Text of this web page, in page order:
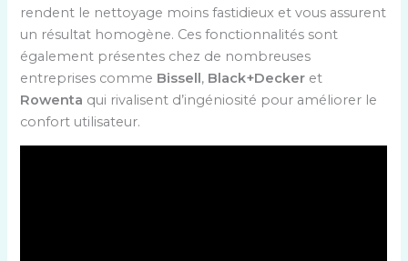
rendent le nettoyage moins fastidieux et vous assurent
un résultat homogène. Ces fonctionnalités sont
également présentes chez de nombreuses
entreprises comme Bissell, Black+Decker et
Rowenta qui rivalisent d’ingéniosité pour améliorer le
confort utilisateur.